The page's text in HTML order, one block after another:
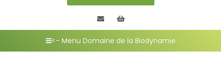
Contactez nous
<- Menu Domaine de la Biodynamie